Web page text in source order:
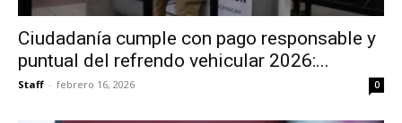
Ciudadanía cumple con pago responsable y
puntual del refrendo vehicular 2026:...
Staff - febrero 16, 2026 0